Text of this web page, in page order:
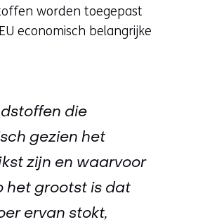
worden toegepast
economisch belangrijke
die
gezien het
zijn en waarvoor
het grootst is dat
ervan stokt,